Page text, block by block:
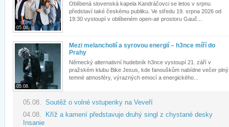
05.08.
Oblíbená slovenská kapela Kandráčovci se letos v srpnu
představí také českému publiku. Ve středu 19. srpna 2026 od
19:30 vystoupí v oblíbeném open-air prostoru Gauč...
05.08.
Mezi melancholií a syrovou energií – h3nce míří do
Prahy
Německý alternativní hudebník h3nce vystoupí 21. září v
pražském klubu Bike Jesus, kde fanouškům nabídne večer plný
temné atmosféry, výrazných emocí a energického...
05.08. Soutěž o volné vstupenky na Veveří
04.08. Kříž a kamení představuje druhý singl z chystané desky
Insanie